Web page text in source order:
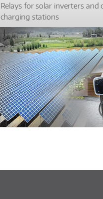
Relays for solar inverters and
charging stations